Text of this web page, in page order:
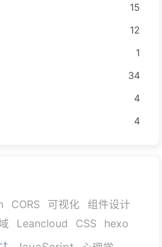
15
12
1
34
4
4
CORS 可视化
组件设计
Leancloud CSS
hexo